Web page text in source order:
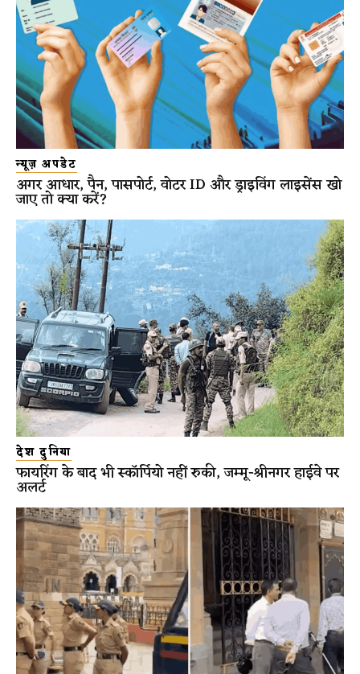
न्यूज़ अपडेट
अगर आधार, पैन, पासपोर्ट, वोटर ID और ड्राइविंग लाइसेंस खो
जाए तो क्या करें?
देश दुनिया
फायरिंग के बाद भी स्कॉर्पियो नहीं रुकी, जम्मू-श्रीनगर हाईवे पर
अलर्ट